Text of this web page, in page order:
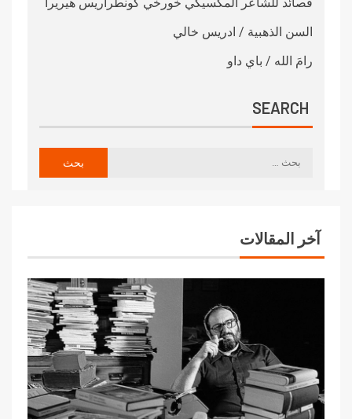
السن الذهبية / ادريس خالي
رامَ الله / باي داو
SEARCH
آخر المقالات